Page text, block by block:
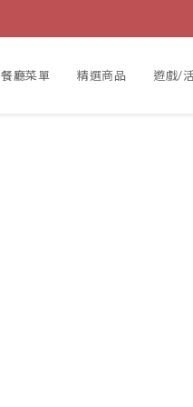
餐廳菜單 精選商品 遊戲/